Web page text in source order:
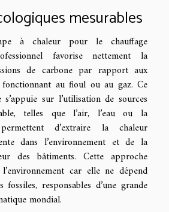
mesurables
à chaleur pour le chauffage
favorise nettement la
de carbone par rapport aux
fonctionnant au fioul ou au gaz. Ce
sur l’utilisation de sources
telles que l’air, l’eau ou la
d’extraire la chaleur
dans l’environnement et de la
des bâtiments. Cette approche
car elle ne dépend
responsables d’une grande
mondial.